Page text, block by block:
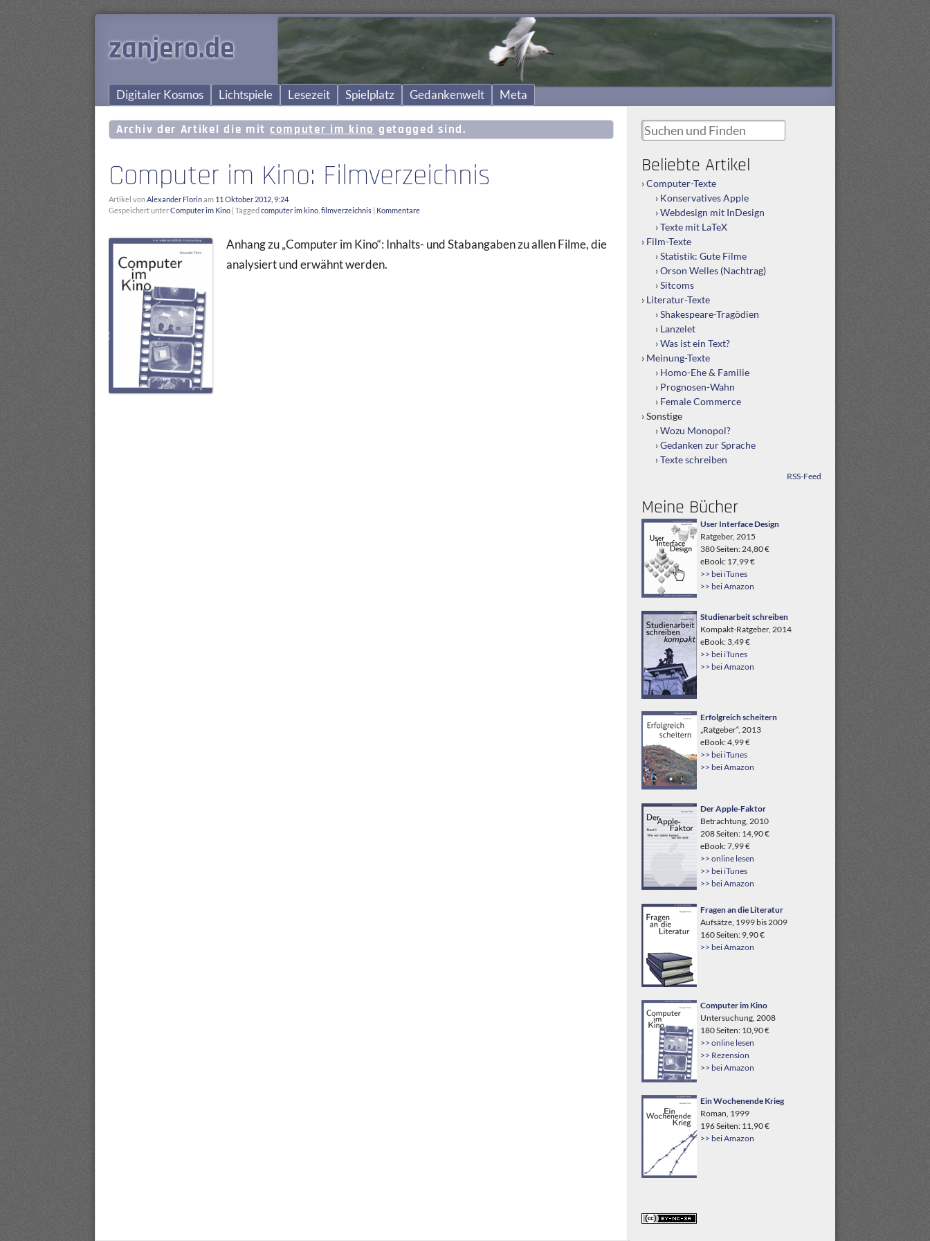
zanjero.de
Digitaler Kosmos Lichtspiele Lesezeit Spielplatz Gedankenwelt Meta
Archiv der Artikel die mit computer im kino getagged sind.
Computer im Kino: Filmverzeichnis
Artikel vonAlexander Florinam 11 Oktober 2012, 9:24
Gespeichert unterComputer im Kino | Taggedcomputer im kino filmverzeichnis | Kommentare
Anhang zu „Computer im Kino“: Inhalts- und Stabangaben zu allen Filme, die
analysiert und erwähnt werden.
Suchen und Finden
Beliebte Artikel
Computer-Texte
Konservatives Apple
Webdesign mit InDesign
Texte mit LaTeX
Film-Texte
Statistik: Gute Filme
Orson Welles (Nachtrag)
Sitcoms
Literatur-Texte
Shakespeare-Tragödien
Lanzelet
Was ist ein Text?
Meinung-Texte
Homo-Ehe & Familie
Prognosen-Wahn
Female Commerce
Sonstige
Wozu Monopol?
Gedanken zur Sprache
Texte schreiben
RSS-Feed
Meine Bücher
User Interface Design
Ratgeber, 2015
380 Seiten: 24,80 €
eBook: 17,99 €
>> bei iTunes
>> bei Amazon
Studienarbeit schreiben
Kompakt-Ratgeber, 2014
eBook: 3,49 €
>> bei iTunes
>> bei Amazon
Erfolgreich scheitern
„Ratgeber“, 2013
eBook: 4,99 €
>> bei iTunes
>> bei Amazon
Der Apple-Faktor
Betrachtung, 2010
208 Seiten: 14,90 €
eBook: 7,99 €
>> online lesen
>> bei iTunes
>> bei Amazon
Fragen an die Literatur
Aufsätze, 1999 bis 2009
160 Seiten: 9,90 €
>> bei Amazon
Computer im Kino
Untersuchung, 2008
180 Seiten: 10,90 €
>> online lesen
>> Rezension
>> bei Amazon
Ein Wochenende Krieg
Roman, 1999
196 Seiten: 11,90 €
>> bei Amazon